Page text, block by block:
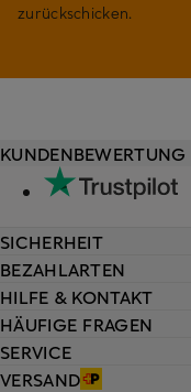
zurückschicken.
HILFE & KONTAKT
HÄUFIGE FRAGEN
SERVICE
VERSAND
KUNDENBEWERTUNG
SICHERHEIT
BEZAHLARTEN